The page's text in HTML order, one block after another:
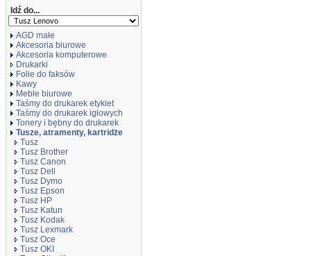
Idź do...
AGD małe
Akcesoria biurowe
Akcesoria komputerowe
Drukarki
Folie do faksów
Kawy
Meble biurowe
Taśmy do drukarek etykiet
Taśmy do drukarek igłowych
Tonery i bębny do drukarek
Tusze, atramenty, kartridże
Tusz
Tusz Brother
Tusz Canon
Tusz Dell
Tusz Dymo
Tusz Epson
Tusz HP
Tusz Katun
Tusz Kodak
Tusz Lexmark
Tusz Oce
Tusz OKI